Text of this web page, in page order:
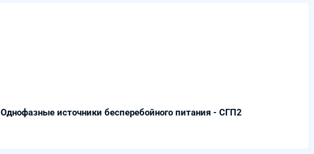
Однофазные источники бесперебойного питания - СГП2